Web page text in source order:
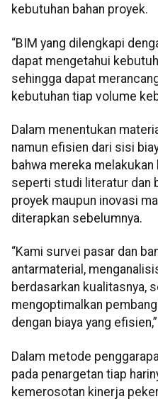
kebutuhan bahan proyek.
“BIM yang dilengkapi
dapat mengetahui
sehingga dapat
kebutuhan tiap volume
Dalam menentukan
namun efisien dari sisi
bahwa mereka
seperti studi literatur dan
proyek maupun inovasi
diterapkan sebelumnya.
“Kami survei pasar dan
antarmaterial,
berdasarkan kualitasnya,
mengoptimalkan
dengan biaya yang
Dalam metode
pada penargetan tiap
kemerosotan kinerja